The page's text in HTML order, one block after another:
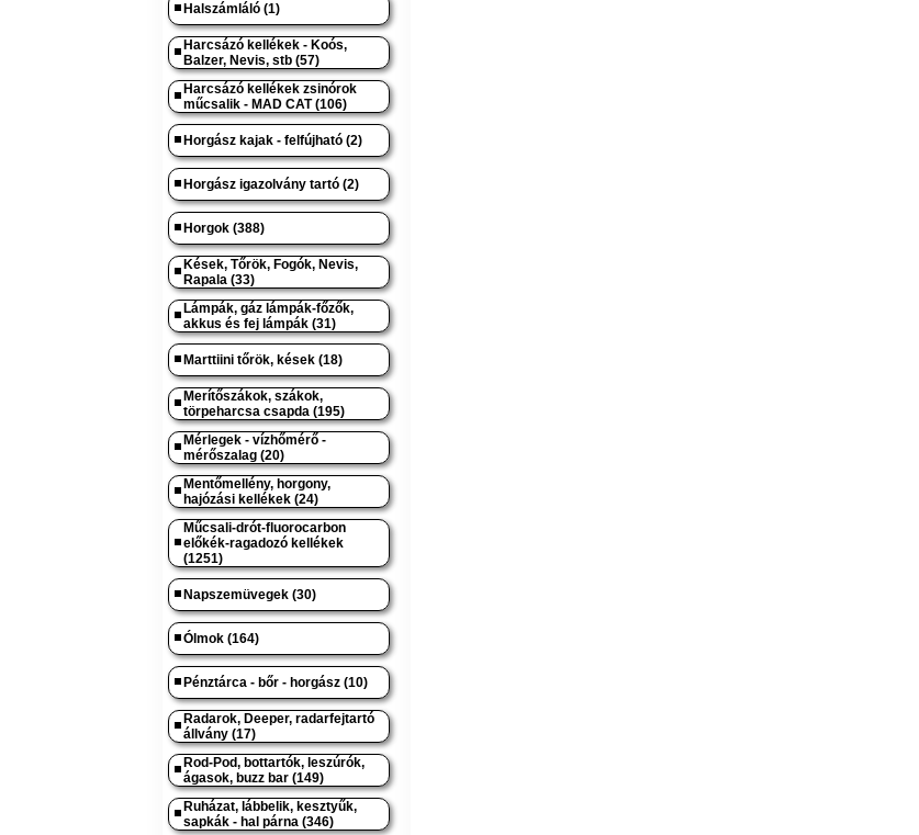
Halszámláló (1)
Harcsázó kellékek - Koós,
Balzer, Nevis, stb (57)
Harcsázó kellékek zsinórok
műcsalik - MAD CAT (106)
Horgász kajak - felfújható (2)
Horgász igazolvány tartó (2)
Horgok (388)
Kések, Tőrök, Fogók, Nevis,
Rapala (33)
Lámpák, gáz lámpák-főzők,
akkus és fej lámpák (31)
Marttiini tőrök, kések (18)
Merítőszákok, szákok,
törpeharcsa csapda (195)
Mérlegek - vízhőmérő -
mérőszalag (20)
Mentőmellény, horgony,
hajózási kellékek (24)
Műcsali-drót-fluorocarbon
előkék-ragadozó kellékek
(1251)
Napszemüvegek (30)
Ólmok (164)
Pénztárca - bőr - horgász (10)
Radarok, Deeper, radarfejtartó
állvány (17)
Rod-Pod, bottartók, leszúrók,
ágasok, buzz bar (149)
Ruházat, lábbelik, kesztyűk,
sapkák - hal párna (346)